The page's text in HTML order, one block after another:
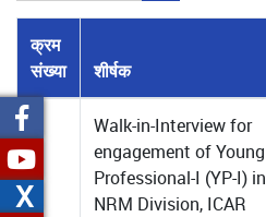
क्रम
संख्या
शीर्षक
Walk-in-Interview for
engagement of Young
Professional-I (YP-I) in
NRM Division, ICAR
X